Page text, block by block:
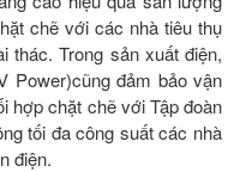
chẽ với các nhà tiêu thụ
thác. Trong sản xuất điện,
Power)cũng đảm bảo vận
hợp chặt chẽ với Tập đoàn
tối đa công suất các nhà
điện.